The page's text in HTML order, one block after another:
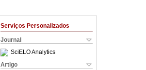
Serviços Personalizados
Journal
SciELO Analytics
Artigo